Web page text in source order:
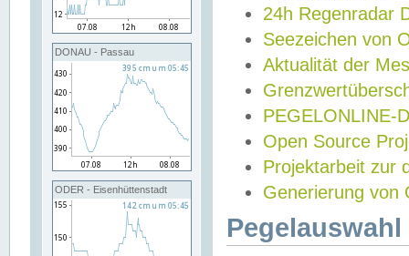
DONAU - Passau
ODER - Eisenhüttenstadt
24h Regenradar
Seezeichen von
Aktualität der
PEGELONLINE-
Open Source
Projektarbeit zur
Generierung von